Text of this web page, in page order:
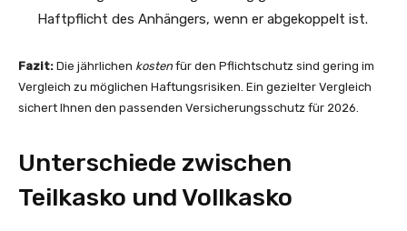
Haftpflicht des Anhängers, wenn er abgekoppelt ist.
Fazit: Die jährlichen kosten für den Pflichtschutz sind gering im
Vergleich zu möglichen Haftungsrisiken. Ein gezielter Vergleich
sichert Ihnen den passenden Versicherungsschutz für 2026.
Unterschiede zwischen
Teilkasko und Vollkasko